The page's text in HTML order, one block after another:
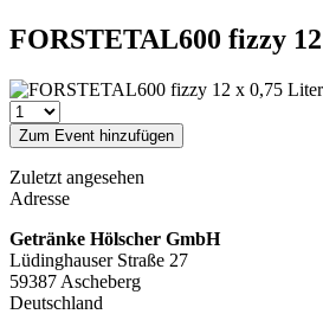
FORSTETAL600 fizzy
Zum Event hinzufügen
Zuletzt angesehen
Adresse
Getränke Hölscher GmbH
Lüdinghauser Straße 27
59387 Ascheberg
Deutschland